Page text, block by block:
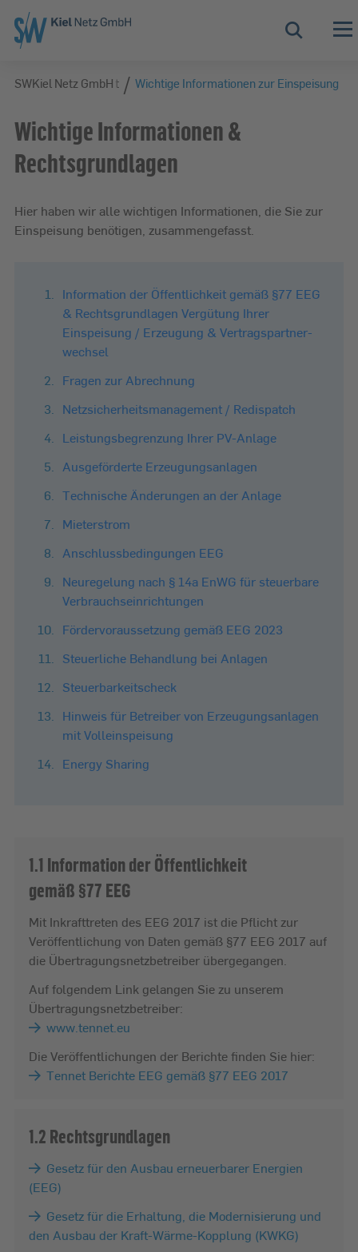
Zur Hauptnavigation springen
Zur Servicelasche springen
Zum Hauptinhalt springen
Zur Footernavigation springenSuche
SWKiel Netz GmbH
/ Service & Kontakt / Wichtige Informationen zur Einspeisung
Wichtige Informationen &
Rechtsgrundlagen
Hier haben wir alle wichtigen Informationen, die Sie zur
Einspeisung benötigen, zusammengefasst.
Information der Öffentlichkeit gemäß §77 EEG
& Rechts­grundlagen Vergütung Ihrer
Einspeisung / Erzeugung & Vertragspartner­
wechsel
Fragen zur Abrechnung
Netzsicherheitsmanagement / Redispatch
Leistungsbegrenzung Ihrer PV-Anlage
Ausgeförderte Erzeugungsanlagen
Technische Änderungen an der Anlage
Mieterstrom
Anschlussbedingungen EEG
Neuregelung nach § 14a EnWG für steuerbare
Verbrauchseinrichtungen
Fördervoraussetzung gemäß EEG 2023
Steuerliche Behandlung bei Anlagen
Steuerbarkeitscheck
Hinweis für Betreiber von Erzeugungsanlagen
mit Volleinspeisung
Energy Sharing
1.1 Information der Öffentlichkeit
gemäß §77 EEG
Mit Inkrafttreten des EEG 2017 ist die Pflicht zur
Veröffentlichung von Daten gemäß §77 EEG 2017 auf
die Übertragungsnetzbetreiber übergegangen.
Auf folgendem Link gelangen Sie zu unserem
Übertragungsnetzbetreiber:
www.tennet.eu
Die Veröffentlichungen der Berichte finden Sie hier:
Tennet Berichte EEG gemäß §77 EEG 2017
1.2 Rechts­grundlagen
Gesetz für den Ausbau erneuerbarer Energien
(EEG)
Gesetz für die Erhaltung, die Moderni­sierung und
den Ausbau der Kraft-Wärme-Kopplung (KWKG)